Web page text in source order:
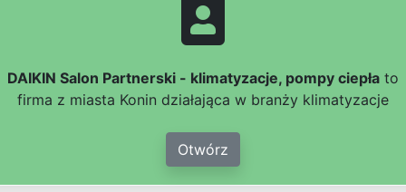
DAIKIN Salon Partnerski - klimatyzacje, pompy ciepła to
firma z miasta Konin działająca w branży klimatyzacje
Otwórz